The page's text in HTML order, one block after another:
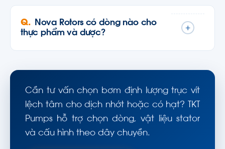
Nova Rotors có dòng nào cho
thực phẩm và dược?
+
Cần tư vấn chọn bơm định lượng trục vít
lệch tâm cho dịch nhớt hoặc có hạt? TKT
Pumps hỗ trợ chọn dòng, vật liệu stator
và cấu hình theo dây chuyền.